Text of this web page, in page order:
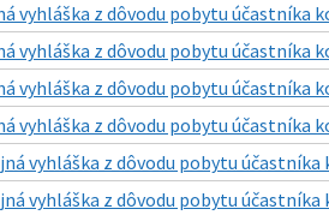
vyhláška z dôvodu pobytu účastníka
vyhláška z dôvodu pobytu účastníka
vyhláška z dôvodu pobytu účastníka
vyhláška z dôvodu pobytu účastníka
vyhláška z dôvodu pobytu účastníka
vyhláška z dôvodu pobytu účastníka